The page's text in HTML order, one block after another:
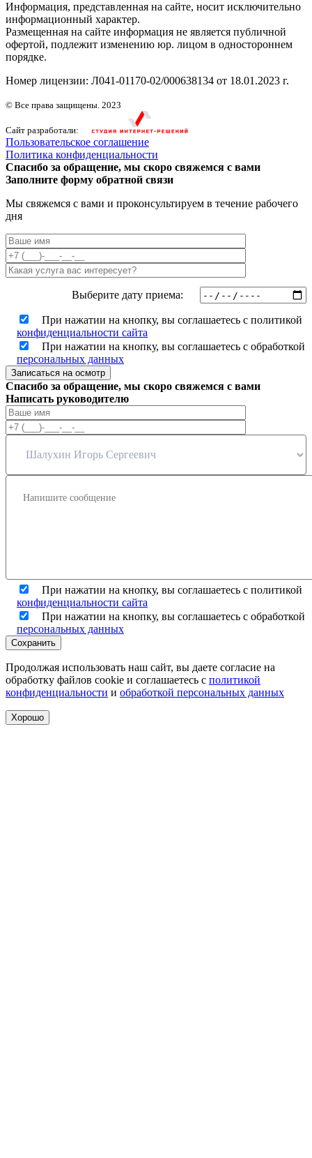
Информация, представленная на сайте, носит исключительно
информационный характер.
Размещенная на сайте информация не является публичной
офертой, подлежит изменению юр. лицом в одностороннем
порядке.
Номер лицензии: Л041-01170-02/000638134 от 18.01.2023 г.
© Все права защищены. 2023
Сайт разработали:
Пользовательское соглашение
Политика конфиденциальности
Спасибо за обращение, мы скоро свяжемся с вами
Заполните форму обратной связи
Мы свяжемся с вами и проконсультируем в течение рабочего
дня
Выберите дату приема:
При нажатии на кнопку, вы соглашаетесь с политикой
конфиденциальности сайта
При нажатии на кнопку, вы соглашаетесь с обработкой
персональных данных
Записаться на осмотр
Спасибо за обращение, мы скоро свяжемся с вами
Написать руководителю
При нажатии на кнопку, вы соглашаетесь с политикой
конфиденциальности сайта
При нажатии на кнопку, вы соглашаетесь с обработкой
персональных данных
Сохранить
Продолжая использовать наш сайт, вы даете согласие на
обработку файлов cookie и соглашаетесь с политикой
конфиденциальности и обработкой персональных данных
Хорошо